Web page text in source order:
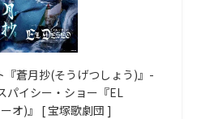
『蒼月抄(そうげつしょう)』-
パイシー・ショー『EL
オ)』 [ 宝塚歌劇団 ]